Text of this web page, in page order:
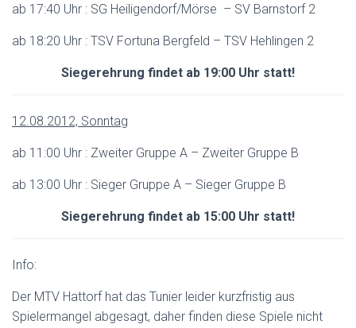
ab 17:40 Uhr : SG Heiligendorf/Mörse – SV Barnstorf 2
ab 18:20 Uhr : TSV Fortuna Bergfeld – TSV Hehlingen 2
Siegerehrung findet ab 19:00 Uhr statt!
12.08.2012, Sonntag
ab 11:00 Uhr : Zweiter Gruppe A – Zweiter Gruppe B
ab 13:00 Uhr : Sieger Gruppe A – Sieger Gruppe B
Siegerehrung findet ab 15:00 Uhr statt!
Info:
Der MTV Hattorf hat das Tunier leider kurzfristig aus
Spielermangel abgesagt, daher finden diese Spiele nicht